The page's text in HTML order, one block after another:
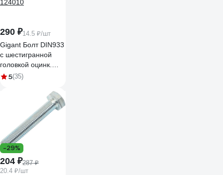
290 ₽14.5 ₽/шт
Gigant Болт DIN933
с шестигранной
головкой оцинк.
М8x50 20 шт
5(35)
-29%
204 ₽287 ₽
20.4 ₽/шт